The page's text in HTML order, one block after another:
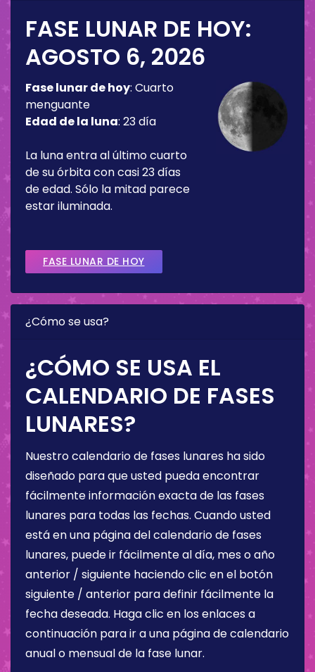
FASE LUNAR DE HOY:
AGOSTO 6, 2026
Fase lunar de hoy: Cuarto
menguante
Edad de la luna: 23 día
La luna entra al último cuarto
de su órbita con casi 23 días
de edad. Sólo la mitad parece
estar iluminada.
FASE LUNAR DE HOY
¿Cómo se usa?
¿CÓMO SE USA EL
CALENDARIO DE FASES
LUNARES?
Nuestro calendario de fases lunares ha sido
diseñado para que usted pueda encontrar
fácilmente información exacta de las fases
lunares para todas las fechas. Cuando usted
está en una página del calendario de fases
lunares, puede ir fácilmente al día, mes o año
anterior / siguiente haciendo clic en el botón
siguiente / anterior para definir fácilmente la
fecha deseada. Haga clic en los enlaces a
continuación para ir a una página de calendario
anual o mensual de la fase lunar.